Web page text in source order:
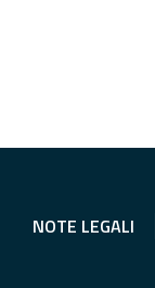
NOTE LEGALI